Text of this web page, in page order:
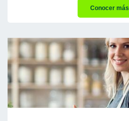
Conocer más